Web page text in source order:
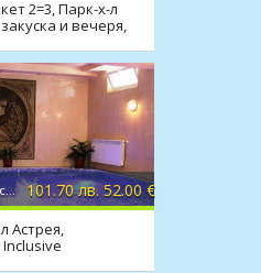
2=3, Парк-х-л
и вечеря,
Хотел Астрея 3*, Хисаря 101.70 лв. 52.00 €
Астрея,
басейн